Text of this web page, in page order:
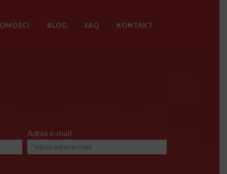
BLOG FAQ KONTAKT
Adres e-mail